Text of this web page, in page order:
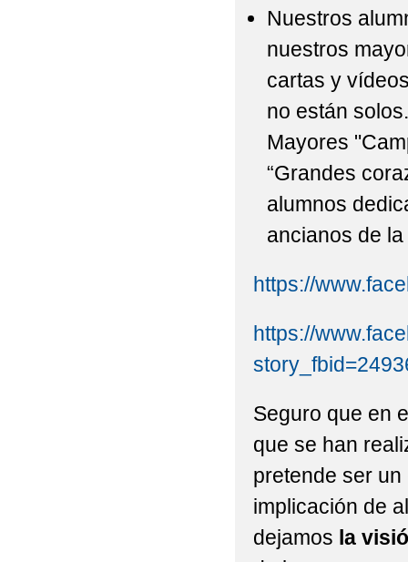
Nuestros
nuestros
cartas y
no están
Mayores
“Grandes
alumnos
ancianos de
https://
https://
Seguro que en
que se han
pretende ser
implicación de
dejamos la